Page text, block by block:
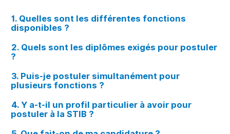
1. Quelles sont les différentes fonctions
disponibles ?
2. Quels sont les diplômes exigés pour postuler
?
3. Puis-je postuler simultanément pour
plusieurs fonctions ?
4. Y a-t-il un profil particulier à avoir pour
postuler à la STIB ?